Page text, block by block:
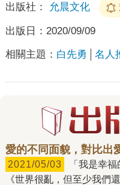
出版社： 允晨文化
出版日： 2020/09/09
相關主題： 白先勇 名人
愛的不同面貌，對比出
2021/05/03
《世界很亂，但至少我們